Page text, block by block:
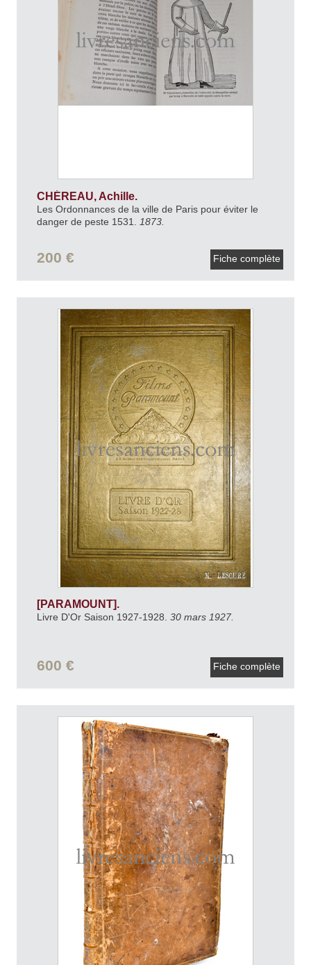
CHÉREAU, Achille.
Les Ordonnances de la ville de Paris pour éviter le
danger de peste 1531.
1873.
200 € Fiche complète
[PARAMOUNT].
Livre D'Or Saison 1927-1928. 30 mars 1927.
600 € Fiche complète